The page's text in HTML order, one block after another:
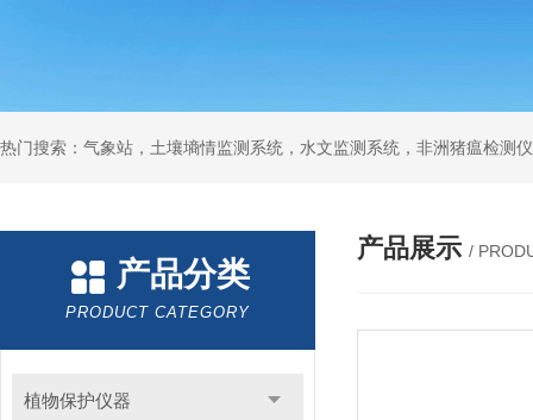
热门搜索：气象站，土壤墒情监测系统，水文监测系统，非洲猪瘟检测
产品分类
PRODUCT CATEGORY
植物保护仪器
产品展示 /